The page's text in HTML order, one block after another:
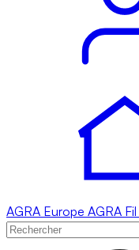
AGRA Europe AGRA Fil